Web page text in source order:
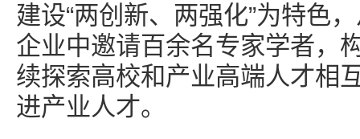
建设“两创新、两强化”为特色
企业中邀请百余名专家学者，
续探索高校和产业高端人才相
进产业人才。